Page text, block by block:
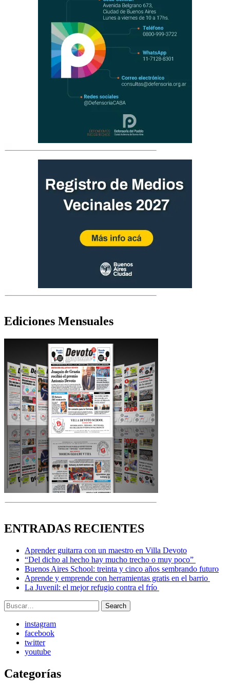
Ediciones Mensuales
ENTRADAS RECIENTES
Aprender guitarra con un maestro en Villa Devoto
“Del dicho al hecho hay mucho trecho o muy poco”
Buenos Aires School: treinta y cinco años sembrando futuro
Aprende y emprende con herramientas gratis en el barrio
La Juvenil: el mejor refugio contra el frío
Search
for:
Search
instagram
facebook
twitter
youtube
Categorías